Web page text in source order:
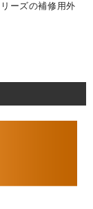
ーズの補修用外